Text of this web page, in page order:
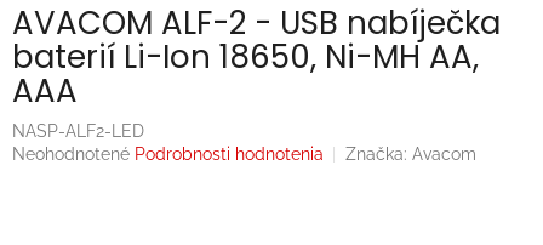
AVACOM ALF-2 - USB nabíječka
baterií Li-Ion 18650, Ni-MH AA,
AAA
NASP-ALF2-LED
Priemerné
Neohodnotené Podrobnosti hodnotenia Značka: Avacom